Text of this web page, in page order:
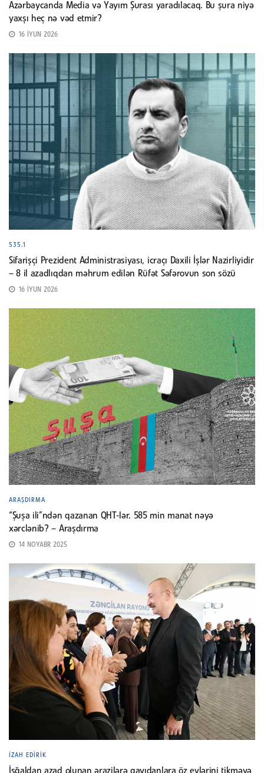
Azərbaycanda Media və Yayım Şurası yaradılacaq. Bu şura niyə
yaxşı heç nə vəd etmir?
16 İYUN 2026
535.1
Sifarişçi Prezident Administrasiyası, icraçı Daxili İşlər Nazirliyidir
– 8 il azadlıqdan məhrum edilən Rüfət Səfərovun son sözü
16 İYUN 2026
ARAŞDIRMA
“Şuşa ili”ndən qazanan QHT-lər. 585 min manat nəyə
xərclənib? – Araşdırma
14 NOYABR 2025
İZAH EDIRIK
İşğaldan azad olunan ərazilərə qayıdanlara öz evlərini tikməyə